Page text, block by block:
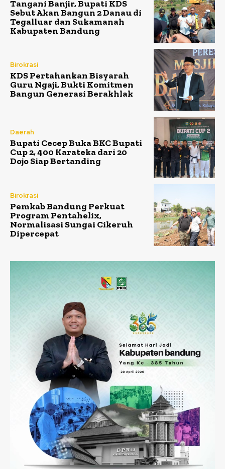
Tangani Banjir, Bupati KDS
Sebut Akan Bangun 2 Danau di
Tegalluar dan Sukamanah
Kabupaten Bandung
Birokrasi
KDS Pertahankan Bisyarah
Guru Ngaji, Bukti Komitmen
Bangun Generasi Berakhlak
Daerah
Bupati Cecep Buka BKC Bupati
Cup 2, 400 Karateka dari 20
Dojo Siap Bertanding
Birokrasi
Pemkab Bandung Perkuat
Program Pentahelix,
Normalisasi Sungai Cikeruh
Dipercepat